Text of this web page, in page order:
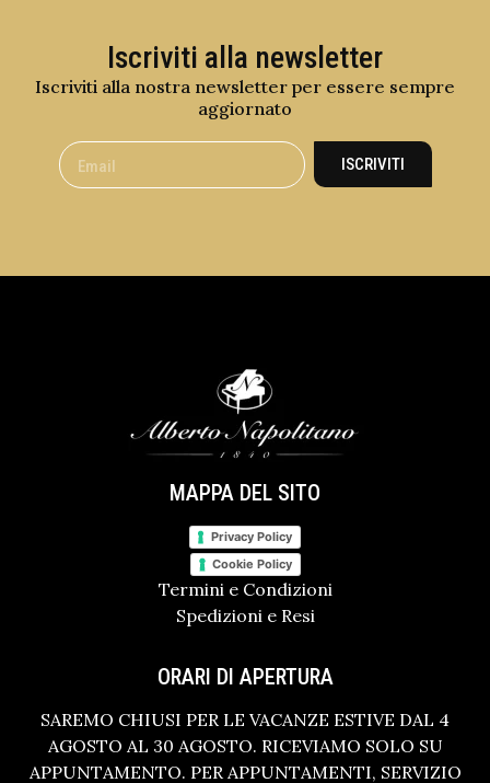
Iscriviti alla newsletter
Iscriviti alla nostra newsletter per essere sempre
aggiornato
ISCRIVITI
MAPPA DEL SITO
Privacy Policy
Cookie Policy
Termini e Condizioni
Spedizioni e Resi
ORARI DI APERTURA
SAREMO CHIUSI PER LE VACANZE ESTIVE DAL 4
AGOSTO AL 30 AGOSTO. RICEVIAMO SOLO SU
APPUNTAMENTO. PER APPUNTAMENTI, SERVIZIO